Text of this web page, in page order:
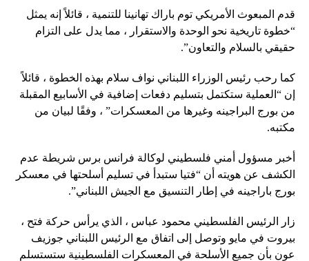
قدم المبعوث الأمريكي توم باراك تهانينا للتنمية ، قائلاً إنه يمثل
“خطوة تاريخية نحو الوحدة والاستقرار ، مما يدل على التزام
حقيقي بالسلام والتعاون”.
كما رحب رئيس الوزراء اللبناني نواف سلام بهذه الخطوة ، قائلاً
إن “العملية ستكتمل بتسليم دفعات إضافية في الأسابيع المقبلة
من بورج البراجينه وغيرها من المعسكرات” ، وفقًا لبيان من
مكتبه.
أخبر مسؤول أمني فلسطيني لوكالة فرانس برس شريطة عدم
الكشف عن هويته أن “فتيا ستبدأ في تسليم أسلحتها في معسكر
بورج باراجينه في إطار التنسيق مع الجيش اللبناني”.
زار الرئيس الفلسطيني محمود عباس ، الذي يرأس حركة فتح ،
بيروت في مايو وتوصل إلى اتفاق مع الرئيس اللبناني جوزيف
عون بأن جميع الأسلحة في المعسكرات الفلسطينية ستستسلم